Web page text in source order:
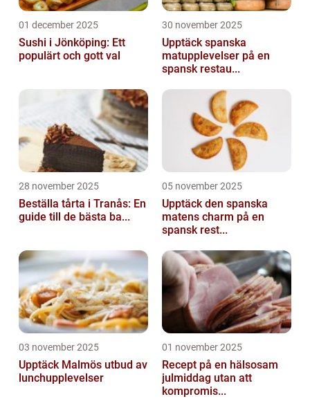
01 december 2025
Sushi i Jönköping: Ett
populärt och gott val
30 november 2025
Upptäck spanska
matupplevelser på en
spansk restau...
28 november 2025
Beställa tårta i Tranås: En
guide till de bästa ba...
05 november 2025
Upptäck den spanska
matens charm på en
spansk rest...
03 november 2025
Upptäck Malmös utbud av
lunchupplevelser
01 november 2025
Recept på en hälsosam
julmiddag utan att
kompromis...